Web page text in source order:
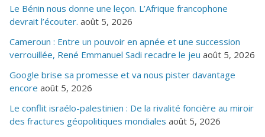
Le Bénin nous donne une leçon. L’Afrique francophone
devrait l’écouter. août 5, 2026
Cameroun : Entre un pouvoir en apnée et une succession
verrouillée, René Emmanuel Sadi recadre le jeu août 5, 2026
Google brise sa promesse et va nous pister davantage
encore août 5, 2026
Le conflit israélo-palestinien : De la rivalité foncière au miroir
des fractures géopolitiques mondiales août 5, 2026